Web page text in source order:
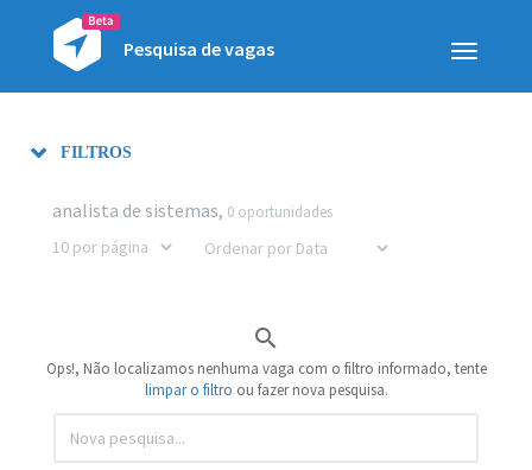
Toggle
Pesquisa de vagas
FILTROS
analista de sistemas, 0 oportunidades

Ops!, Não localizamos nenhuma vaga com o filtro informado, tente
limpar o filtro ou fazer nova pesquisa.